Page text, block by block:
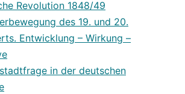
Revolution 1848/49
des 19. und 20.
Entwicklung – Wirkung –
in der deutschen